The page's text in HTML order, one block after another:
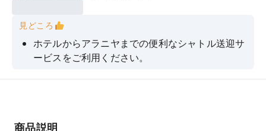
見どころ
ホテルからアラニヤまでの便利なシャトル送迎サ
ービスをご利用ください。
柔軟なスケジュールで、自分のペースでアランヤ
ます。
商品説明